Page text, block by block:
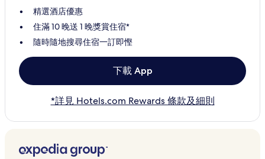
精選酒店優惠
住滿 10 晚送 1 晚獎賞住宿*
隨時隨地搜尋住宿一訂即慳
下載 App
*詳見 Hotels.com Rewards 條款及細則